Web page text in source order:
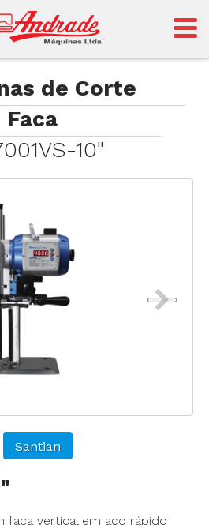
de Corte
Faca
10"
Santian
faca vertical em aço rápido